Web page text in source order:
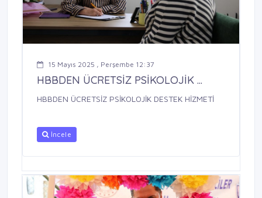
15 Mayıs 2025 , Perşembe 12:37
HBBDEN ÜCRETSİZ PSİKOLOJİK ...
HBBDEN ÜCRETSİZ PSİKOLOJİK DESTEK HİZMETİ
İncele